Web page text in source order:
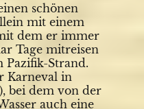
schönen
mit einem
dem er immer
Tage mitreisen
Pazifik-Strand.
Karneval in
bei dem von der
auch eine